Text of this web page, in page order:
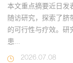
本文重点摘要近日发
随访研究，探索了脐
的可行性与疗效。研
患...
2026.07.08